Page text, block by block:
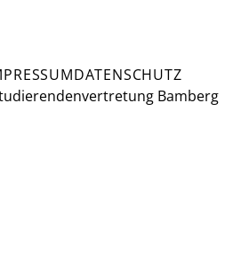
Bamberg
DATENSCHUTZ